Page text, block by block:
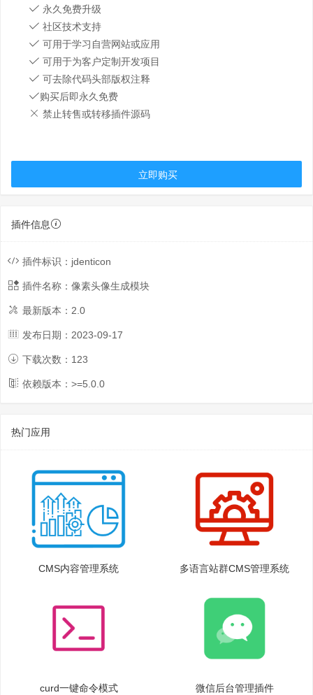
永久免费升级
社区技术支持
可用于学习自营网站或应用
可用于为客户定制开发项目
可去除代码头部版权注释
购买后即永久免费
禁止转售或转移插件源码
立即购买
插件信息
插件标识： jdenticon
插件名称： 像素头像生成模块
最新版本： 2.0
发布日期： 2023-09-17
下载次数： 123
依赖版本：>=5.0.0
热门应用
CMS内容管理系统 多语言站群CMS管理系统
curd一键命令模式 微信后台管理插件